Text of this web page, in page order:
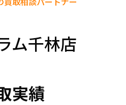
ム千林店
実績